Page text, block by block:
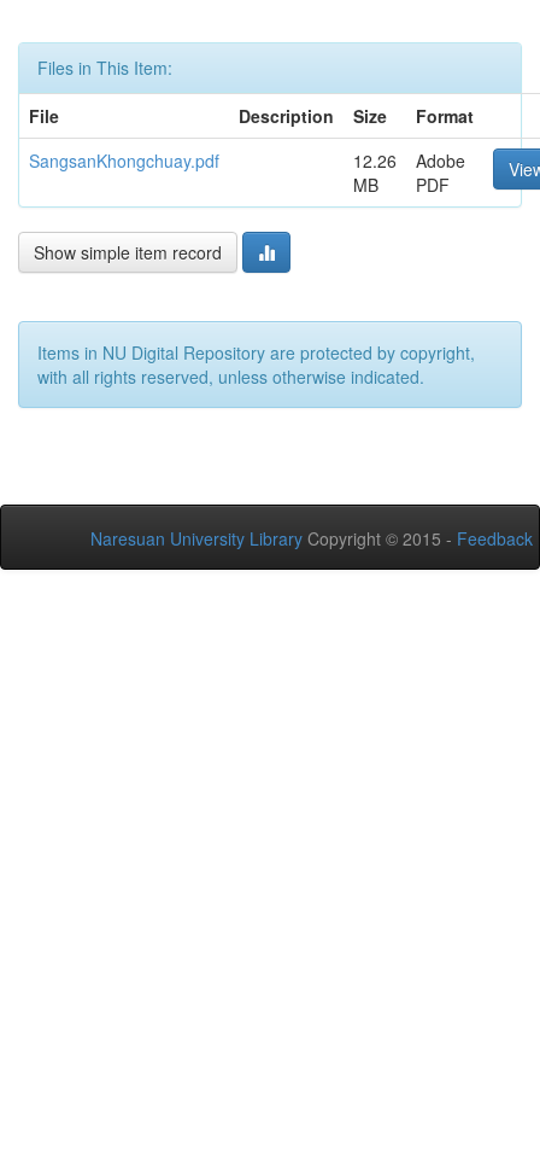
Files in This Item:
File
Description Size
Format
SangsanKhongchuay.pdf
12.26
MB
Adobe
PDF
Show simple item record
Items in NU Digital Repository are protected by copyright,
with all rights reserved, unless otherwise indicated.
Naresuan University Library Copyright © 2015 - Feedback